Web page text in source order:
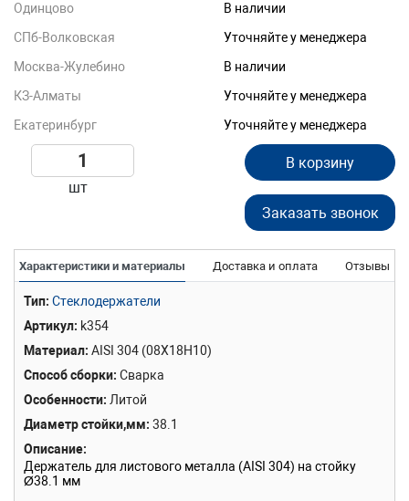
Одинцово
В наличии
СПб-Волковская
Уточняйте у менеджера
Москва-Жулебино
В наличии
КЗ-Алматы
Уточняйте у менеджера
Екатеринбург
Уточняйте у менеджера
шт
В корзину
Заказать звонок
Характеристики и материалы Доставка и оплата Отзывы
Тип Стеклодержатели
Артикул k354
Материал AISI 304 (08Х18Н10)
Способ сборки Сварка
Особенности Литой
Диаметр стойки,мм 38.1
Описание
Держатель для листового металла (AISI 304) на стойку
Ø38.1 мм